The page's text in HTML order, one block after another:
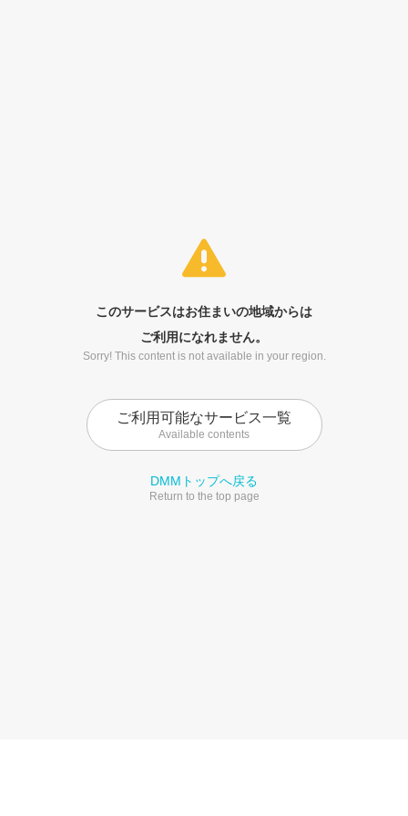
このサービスはお住まいの地域からは
ご利用になれません。
Sorry! This content is not available in your region.
ご利用可能なサービス一覧
Available contents
DMMトップへ戻る
Return to the top page